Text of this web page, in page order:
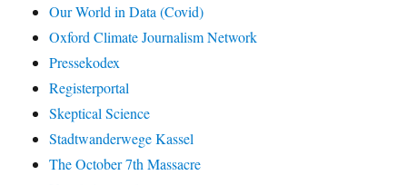
Our World in Data (Covid)
Oxford Climate Journalism Network
Pressekodex
Registerportal
Skeptical Science
Stadtwanderwege Kassel
The October 7th Massacre